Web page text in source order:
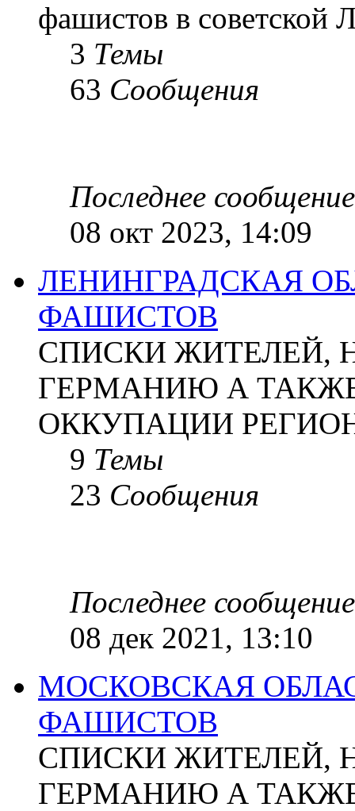
фашистов в советской
3 Темы
63 Сообщения
Последнее сообщение
08 окт 2023, 14:09
ЛЕНИНГРАДСКАЯ
ФАШИСТОВ
СПИСКИ ЖИТЕЛЕЙ,
ГЕРМАНИЮ А
ОККУПАЦИИ
9 Темы
23 Сообщения
Последнее сообщение
08 дек 2021, 13:10
МОСКОВСКАЯ
ФАШИСТОВ
СПИСКИ ЖИТЕЛЕЙ,
ГЕРМАНИЮ А